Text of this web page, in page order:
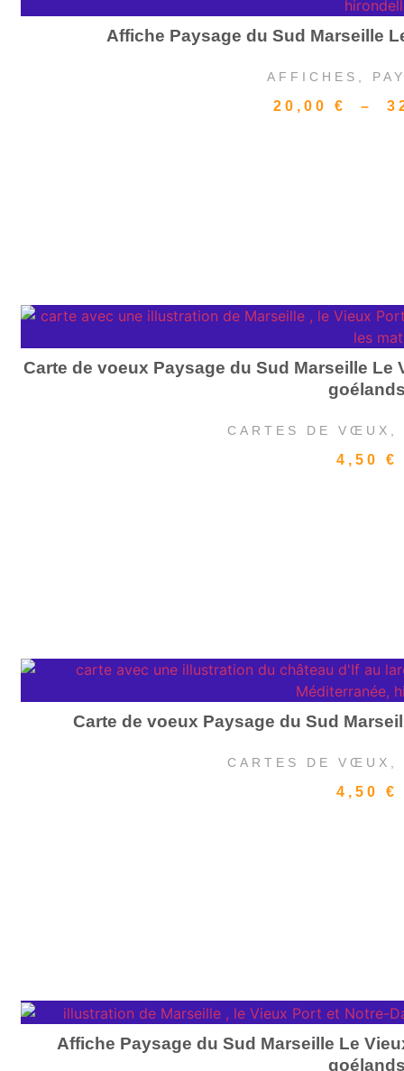
Affiche Paysage du Sud Marseille
AFFICHES
20,00€ –
Carte de voeux Paysage du Sud Marseille Le
CARTES DE VŒUX
4,50 €
Carte de voeux Paysage du Sud
CARTES DE VŒUX
4,50 €
Affiche Paysage du Sud Marseille Le